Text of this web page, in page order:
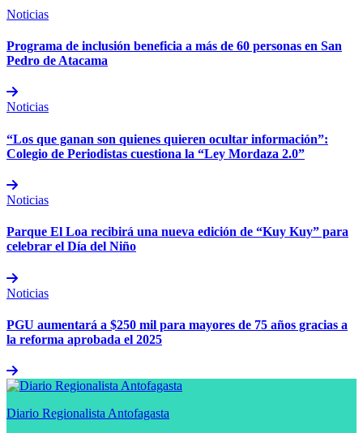
Noticias
Programa de inclusión beneficia a más de 60 personas en San
Pedro de Atacama
Noticias
“Los que ganan son quienes quieren ocultar información”:
Colegio de Periodistas cuestiona la “Ley Mordaza 2.0”
Noticias
Parque El Loa recibirá una nueva edición de “Kuy Kuy” para
celebrar el Día del Niño
Noticias
PGU aumentará a $250 mil para mayores de 75 años gracias a
la reforma aprobada el 2025
Diario Regionalista Antofagasta